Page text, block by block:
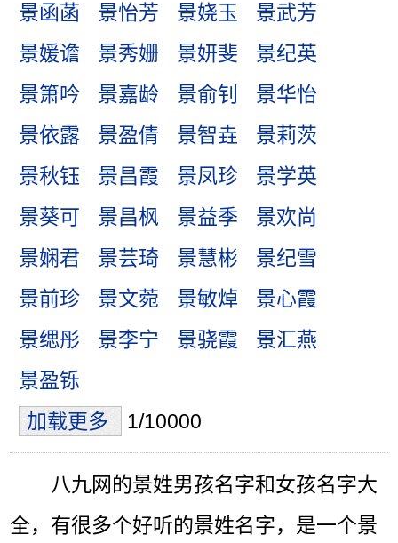
景函菡
景怡芳 景娆玉
景武芳
景媛谵
景秀姗 景妍斐
景纪英
景箫吟
景嘉龄 景俞钊
景华怡
景依露
景盈倩 景智垚
景莉茨
景秋钰
景昌霞 景凤珍
景学英
景葵可
景昌枫 景益季
景欢尚
景娴君
景芸琦 景慧彬
景纪雪
景前珍
景文菀 景敏焯
景心霞
景缌彤
景李宁 景骁霞
景汇燕
景盈铄
加载更多
1/10000
八九网的景姓男孩名字和女孩名字大
全，有很多个好听的景姓名字，是一个景